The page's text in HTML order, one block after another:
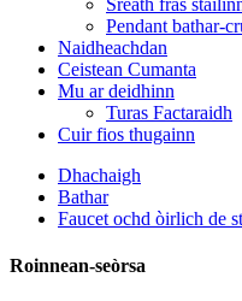
Sreath fras
Pendant bathar-
Naidheachdan
Ceistean Cumanta
Mu ar deidhinn
Turas Factaraidh
Cuir fios thugainn
Dhachaigh
Bathar
Faucet ochd òirlich de
Roinnean-seòrsa